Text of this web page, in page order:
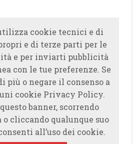
cookie tecnici e di
e di terze parti per le
e per inviarti pubblicità
con le tue preferenze. Se
più o negare il consenso a
cookie Privacy Policy.
banner, scorrendo
o cliccando qualunque suo
all’uso dei cookie.